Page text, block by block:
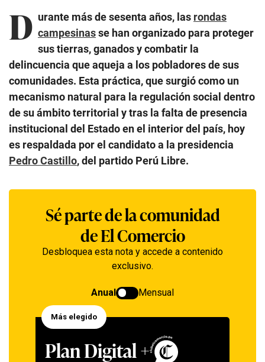
D urante más de sesenta años, las rondas
campesinasse han organizado para proteger
sus tierras, ganados y combatir la
delincuencia que aqueja a los pobladores de sus
comunidades. Esta práctica, que surgió como un
mecanismo natural para la regulación social dentro
de su ámbito territorial y tras la falta de presencia
institucional del Estado en el interior del país, hoy
es respaldada por el candidato a la presidencia
Pedro Castillo, del partido Perú Libre.